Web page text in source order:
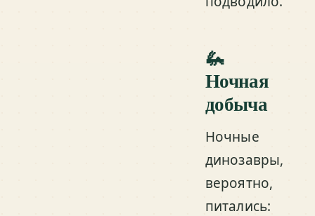
🦗
Ночная
добыча
Ночные
динозавры,
вероятно,
питались: